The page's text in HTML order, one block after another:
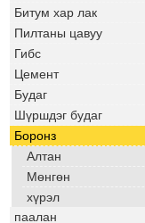
Битум хар лак
Пилтаны цавуу
Гибс
Цемент
Будаг
Шүршдэг будаг
Боронз
Алтан
Мөнгөн
хүрэл
паалан